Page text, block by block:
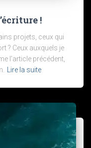
!
projets, ceux qui
? Ceux auxquels je
l’article précédent,
Lire la suite